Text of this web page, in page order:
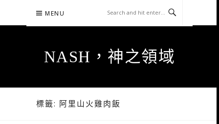
content
MENU
NASH，神之領域
標籤: 阿里山火雞肉飯